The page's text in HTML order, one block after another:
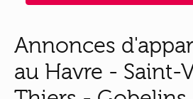
Annonces
au Havre - Saint-